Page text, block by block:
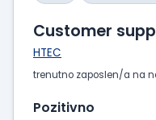
Customer
HTEC
trenutno zaposlen/a na
Pozitivno